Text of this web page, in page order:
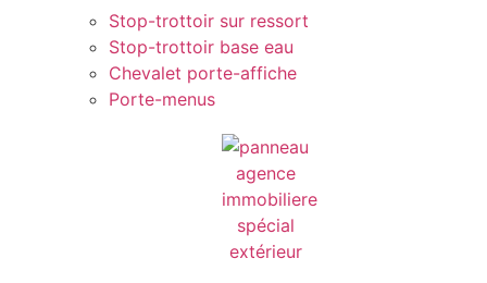
Stop-trottoir sur ressort
Stop-trottoir base eau
Chevalet porte-affiche
Porte-menus